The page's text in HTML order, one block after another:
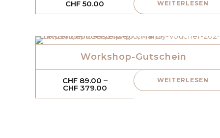
CHF 50.00 WEITERLESEN
Workshop-Gutschein
CHF89.00 –
CHF379.00Preisspanne:
WEITERLESEN